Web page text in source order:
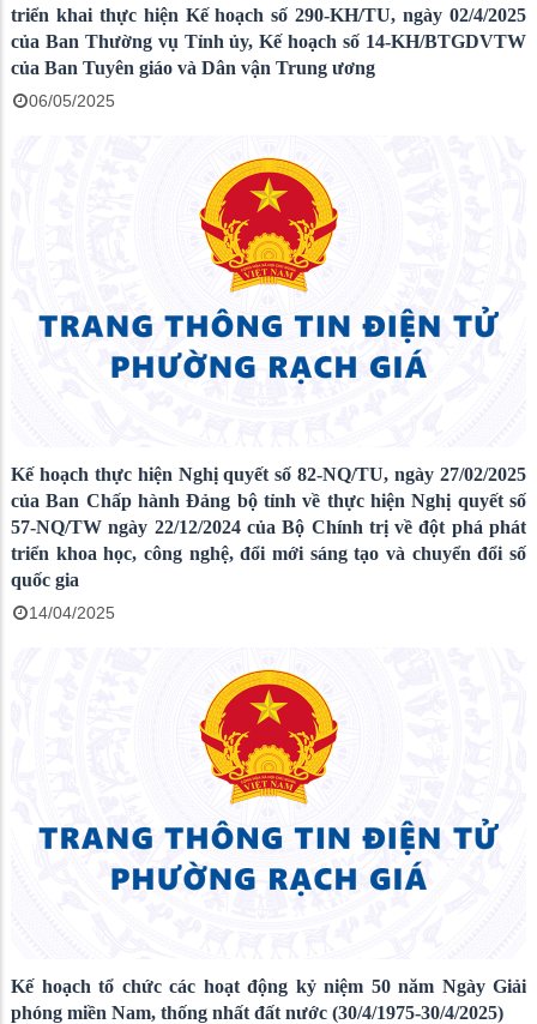
triển khai thực hiện Kế hoạch số 290-KH/TU, ngày 02/4/2025
của Ban Thường vụ Tỉnh ủy, Kế hoạch số 14-KH/BTGDVTW
của Ban Tuyên giáo và Dân vận Trung ương
06/05/2025
Kế hoạch thực hiện Nghị quyết số 82-NQ/TU, ngày 27/02/2025
của Ban Chấp hành Đảng bộ tỉnh về thực hiện Nghị quyết số
57-NQ/TW ngày 22/12/2024 của Bộ Chính trị về đột phá phát
triển khoa học, công nghệ, đổi mới sáng tạo và chuyển đổi số
quốc gia
14/04/2025
Kế hoạch tổ chức các hoạt động kỷ niệm 50 năm Ngày Giải
phóng miền Nam, thống nhất đất nước (30/4/1975-30/4/2025)